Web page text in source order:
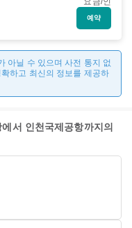
예약
아닐 수 있으며 사전 통지 없
하고 최신의 정보를 제공하
서 인천국제공항까지의